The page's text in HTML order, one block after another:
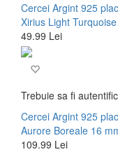
Cercei Argint 925
Xirius Light
49.99 Lei
Trebuie sa fi
Cercei Argint 925
Aurore Boreale 16
109.99 Lei